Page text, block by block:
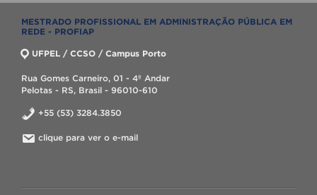
MESTRADO PROFISSIONAL EM ADMINISTRAÇÃO PÚBLICA EM
REDE - PROFIAP
UFPEL / CCSO / Campus Porto
Rua Gomes Carneiro, 01 - 4º Andar
Pelotas - RS, Brasil - 96010-610
+55 (53) 3284.3850
clique para ver o e-mail